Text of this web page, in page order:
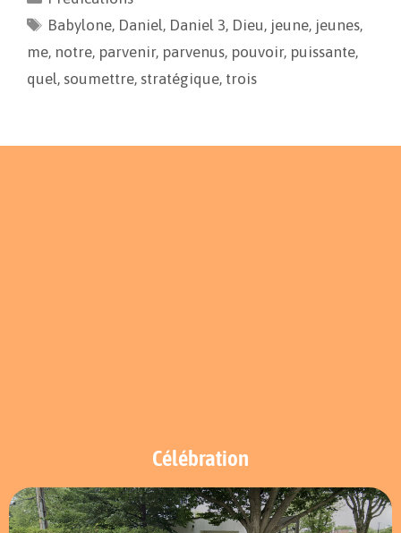
b
o
l
L
i
a
g
Babylone, Daniel, Daniel 3, Dieu, jeune, jeunes,
me, notre, parvenir, parvenus, pouvoir, puissante,
quel, soumettre, stratégique, trois
Célébration